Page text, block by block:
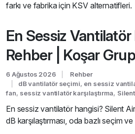
farkı ve fabrika için KSV alternatifleri.
En Sessiz
Rehber | Koşar Grup
6 Ağustos 2026
Rehber
dB vantilatör seçimi, en sessiz
fan, sessiz vantilatör karşılaştırma,
En sessiz vantilatör hangisi? Silent
dB karşılaştırması, oda bazlı seçim